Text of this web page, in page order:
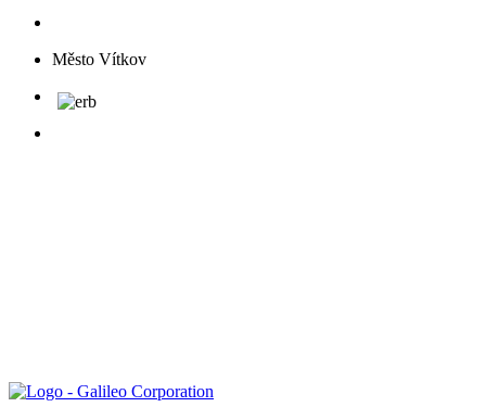
Město Vítkov